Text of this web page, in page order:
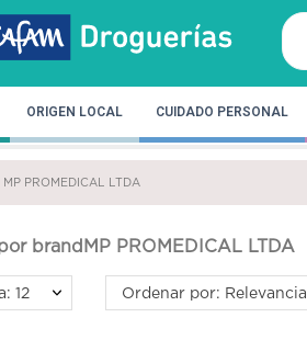
ORIGEN LOCAL CUIDADO PERSONAL
MP PROMEDICAL LTDA
brandMP PROMEDICAL LTDA
12 Ordenar por: Relevancia